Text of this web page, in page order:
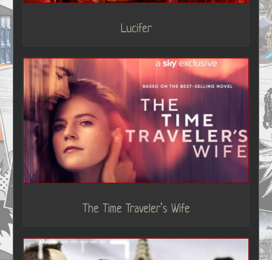
Lucifer
The Time Traveler’s Wife